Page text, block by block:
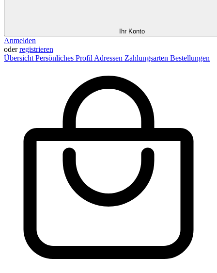
Ihr Konto
Anmelden
oderregistrieren
Übersicht Persönliches Profil Adressen Zahlungsarten Bestellungen